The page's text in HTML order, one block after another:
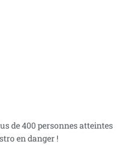
de 400 personnes atteintes
en danger !